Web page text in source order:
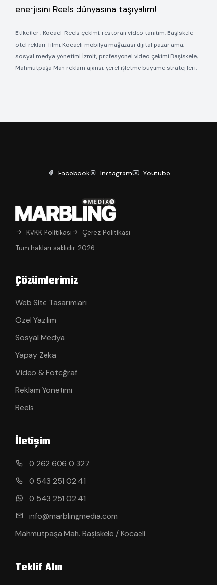
enerjisini Reels dünyasına taşıyalım!
Etiketler : Kocaeli Reels çekimi, restoran video tanıtım, Başiskele
otel reklam filmi, Kocaeli mobilya mağazası dijital pazarlama,
sosyal medya yönetimi İzmit, profesyonel video çekimi Başiskele,
Mahmutpaşa Mah reklam ajansı, yerel işletme büyüme stratejileri.
Facebook Instagram Youtube
KVKK Politikası
Çerez Politikası
Tüm hakları saklıdır. 2026
Çözümlerimiz
Web Site Tasarımları
Özel Yazılım
Sosyal Medya
Yapay Zeka
Video & Fotoğraf
Reklam Yönetimi
Reels
İletişim
0 262 606 0 327
0 543 251 02 41
0 543 251 02 41
info@marblingmedia.com
Mahmutpaşa Mah. Başiskele / Kocaeli
Teklif Alın